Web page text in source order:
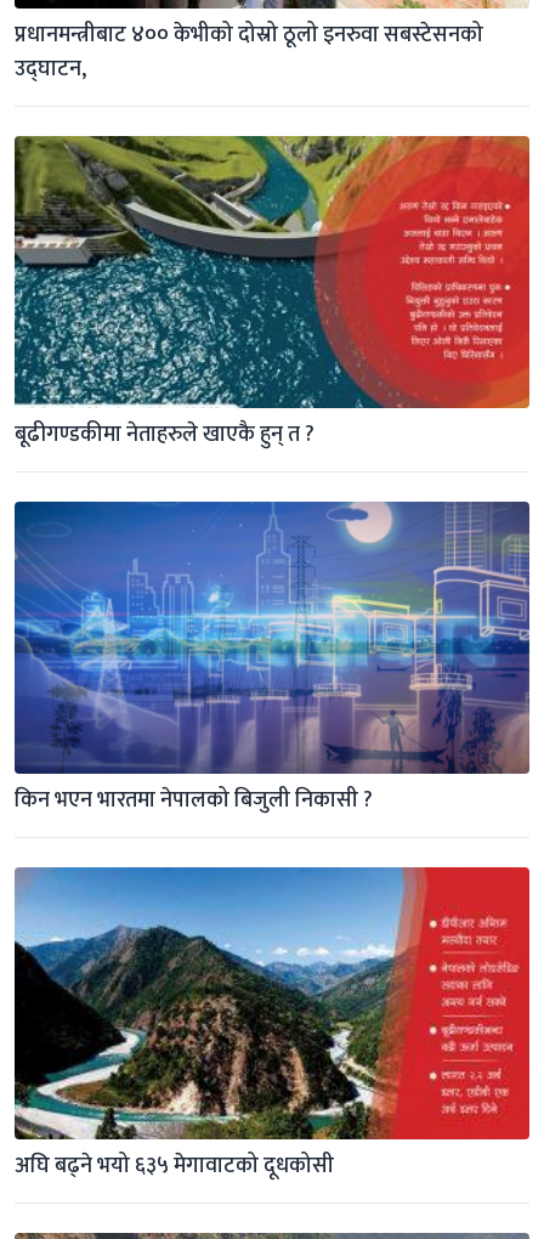
प्रधानमन्त्रीबाट ४०० केभीको दोस्रो ठूलो इनरुवा सबस्टेसनको
उद्घाटन,
बूढीगण्डकीमा नेताहरुले खाएकै हुन् त ?
किन भएन भारतमा नेपालको बिजुली निकासी ?
अघि बढ्ने भयो ६३५ मेगावाटको दूधकोसी